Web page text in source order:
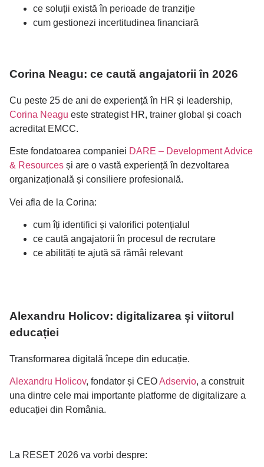
ce soluții există în perioade de tranziție
cum gestionezi incertitudinea financiară
Corina Neagu: ce caută angajatorii în 2026
Cu peste 25 de ani de experiență în HR și leadership,
Corina Neagu este strategist HR, trainer global și coach
acreditat EMCC.
Este fondatoarea companiei DARE – Development Advice
& Resources și are o vastă experiență în dezvoltarea
organizațională și consiliere profesională.
Vei afla de la Corina:
cum îți identifici și valorifici potențialul
ce caută angajatorii în procesul de recrutare
ce abilități te ajută să rămâi relevant
Alexandru Holicov: digitalizarea și viitorul
educației
Transformarea digitală începe din educație.
Alexandru Holicov, fondator și CEOAdservio, a construit
una dintre cele mai importante platforme de digitalizare a
educației din România.
La RESET 2026 va vorbi despre: